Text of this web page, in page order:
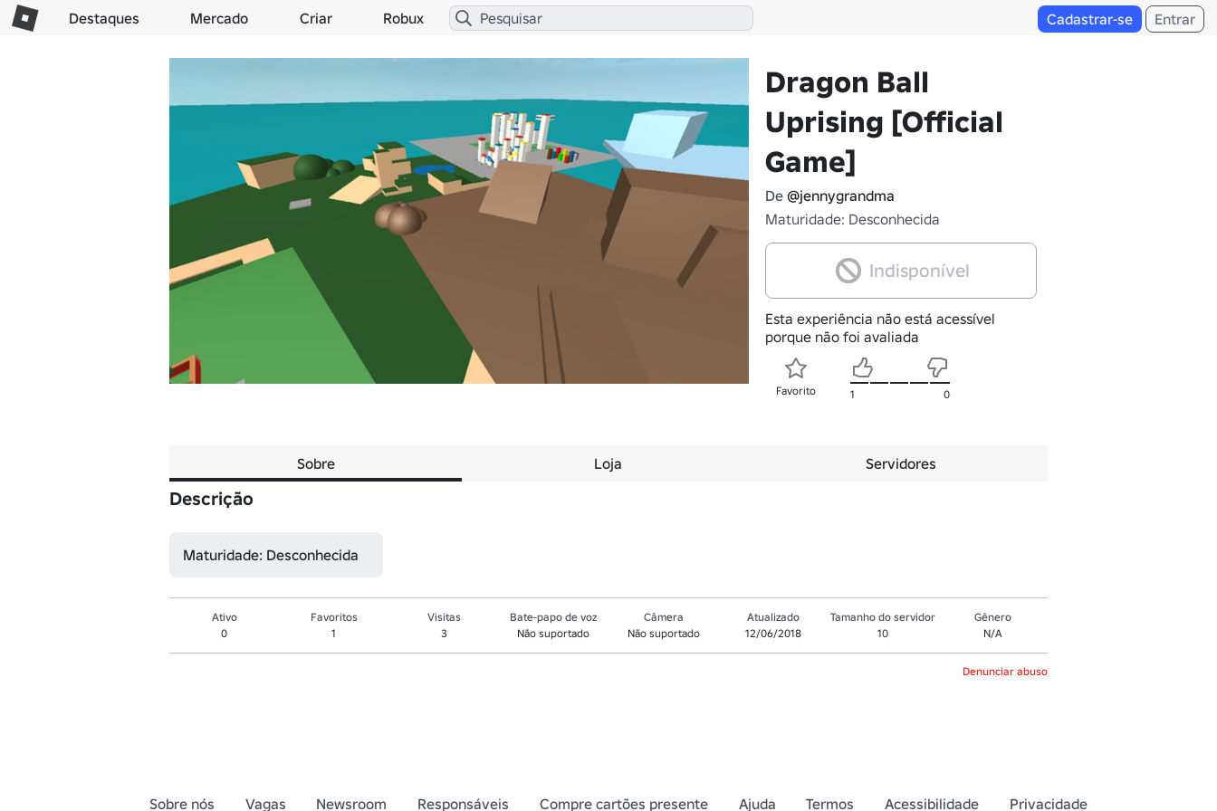
Destaques Mercado Criar Robux Cadastrar-se Entrar
Dragon Ball
Uprising [Official
Game]
De @jennygrandma
Maturidade: Desconhecida
Indisponível
Esta experiência não está acessível
porque não foi avaliada
Favorito 1 0
Sobre Loja Servidores
Descrição
Maturidade: Desconhecida
Ativo
0
Favoritos
1
Visitas
3
Bate-papo de voz
Não suportado
Câmera
Não suportado
Atualizado
12/06/2018
Tamanho do servidor
10
Gênero
N/A
Denunciar abuso
Sobre nós Vagas Newsroom Responsáveis Compre cartões presente Ajuda Termos Acessibilidade Privacidade